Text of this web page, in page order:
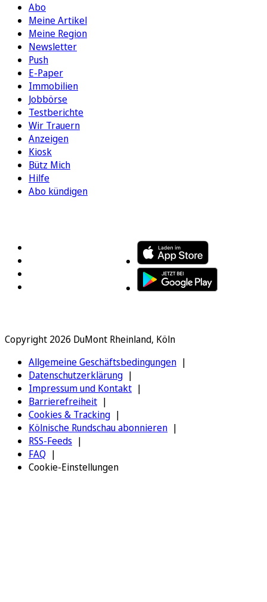
Abo
Meine Artikel
Meine Region
Newsletter
Push
E-Paper
Immobilien
Jobbörse
Testberichte
Wir Trauern
Anzeigen
Kiosk
Bütz Mich
Hilfe
Abo kündigen
Copyright 2026 DuMont Rheinland, Köln
Allgemeine Geschäftsbedingungen
Datenschutzerklärung
Impressum und Kontakt
Barrierefreiheit
Cookies & Tracking
Kölnische Rundschau abonnieren
RSS-Feeds
FAQ
Cookie-Einstellungen